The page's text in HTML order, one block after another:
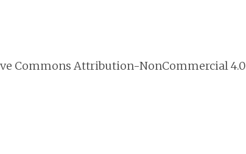
Commons Attribution-NonCommercial 4.0